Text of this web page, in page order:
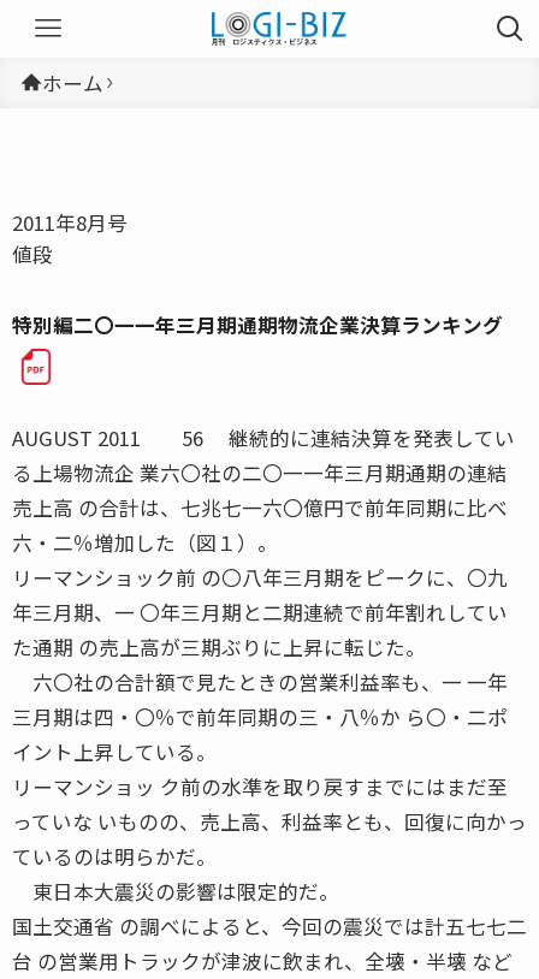
ホーム
2011年8月号
値段
特別編二〇一一年三月期通期物流企業決算ランキング
AUGUST 2011 56 継続的に連結決算を発表してい
る上場物流企 業六〇社の二〇一一年三月期通期の連結
売上高 の合計は、七兆七一六〇億円で前年同期に比べ
六・二％増加した（図１）。
リーマンショック前 の〇八年三月期をピークに、〇九
年三月期、一 〇年三月期と二期連続で前年割れしてい
た通期 の売上高が三期ぶりに上昇に転じた。
六〇社の合計額で見たときの営業利益率も、一 一年
三月期は四・〇％で前年同期の三・八％か ら〇・二ポ
イント上昇している。
リーマンショッ ク前の水準を取り戻すまでにはまだ至
っていな いものの、売上高、利益率とも、回復に向かっ
ているのは明らかだ。
東日本大震災の影響は限定的だ。
国土交通省 の調べによると、今回の震災では計五七七二
台 の営業用トラックが津波に飲まれ、全壊・半壊 など